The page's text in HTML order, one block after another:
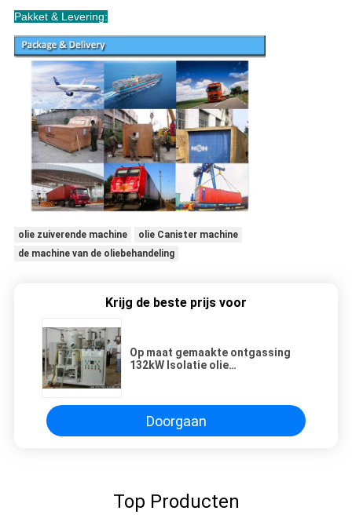
Pakket & Levering:
olie zuiverende machine
olie Canister machine
de machine van de oliebehandeling
Krijg de beste prijs voor
Op maat gemaakte ontgassing
132kW Isolatie olie
vloeistofbehandeling
Doorgaan
Top Producten